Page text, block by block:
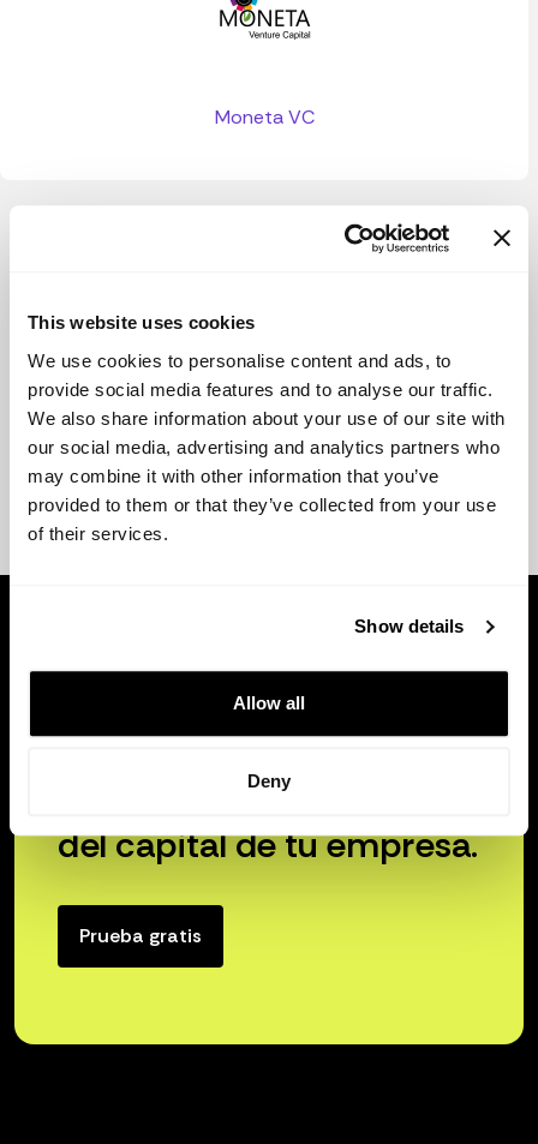
This website uses cookies
We use cookies to personalise content and ads, to
provide social media features and to analyse our traffic.
We also share information about your use of our site with
our social media, advertising and analytics partners who
may combine it with other information that you’ve
provided to them or that they’ve collected from your use
of their services.
Show details
Allow all
Deny
Moneta VC
Libera el verdadero poder
del capital de tu empresa.
Prueba gratis